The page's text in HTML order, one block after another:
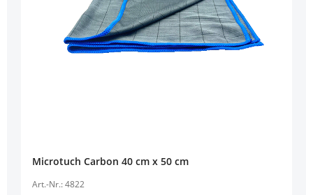
Microtuch Carbon 40 cm x 50 cm
Art.-Nr.: 4822